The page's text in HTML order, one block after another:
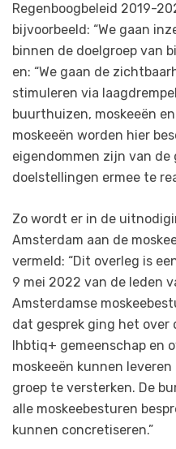
Regenboogbeleid 2019-
bijvoorbeeld: “We gaan
binnen de doelgroep van
en: “We gaan de
stimuleren via
buurthuizen, moskeeën
moskeeën worden hier
eigendommen zijn van de
doelstellingen ermee te
Zo wordt er in de
Amsterdam aan de
vermeld: “Dit overleg is
9 mei 2022 van de leden
Amsterdamse
dat gesprek ging het over
lhbtiq+ gemeenschap en
moskeeën kunnen
groep te versterken. De
alle moskeebesturen
kunnen concretiseren.”